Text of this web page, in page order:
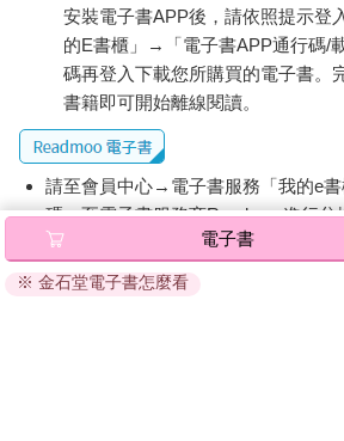
安裝電子書APP後，請依照提示
的E書櫃」→「電子書APP通行碼/
碼再登入下載您所購買的電子書。
書籍即可開始離線閱讀。
請至會員中心→電子書服務「我的e
碼』至電子書服務商Readmoo進行兌
退換貨須知：
因版權保護，您在金石堂所購買的電
電子書
※ 金石堂電子書怎麼看